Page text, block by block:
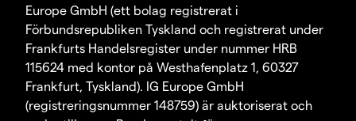
Europe GmbH (ett bolag registrerat i
Förbundsrepubliken Tyskland och registrerat under
Frankfurts Handelsregister under nummer HRB
115624 med kontor på Westhafenplatz 1, 60327
Frankfurt, Tyskland). IG Europe GmbH
(registreringsnummer 148759) är auktoriserat och